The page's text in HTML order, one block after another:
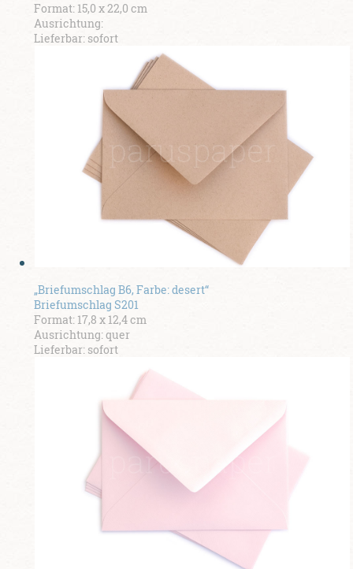
Format: 15,0 x 22,0 cm
Ausrichtung:
Lieferbar: sofort
„Briefumschlag B6, Farbe: desert“
Briefumschlag S201
Format: 17,8 x 12,4 cm
Ausrichtung: quer
Lieferbar: sofort